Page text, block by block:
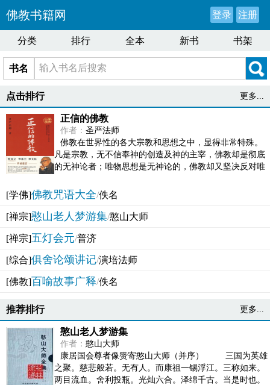
佛教书籍网 登录 注册
分类 排行 全本 新书 书架
书名
点击排行 更多...
正信的佛教
作者： 圣严法师
佛教在世界性的各大宗教和思想之中，显得非常特殊。
凡是宗教，无不信奉神的创造及神的主宰，佛教却是彻底
的无神论者；唯物思想是无神论的，佛教却又坚决反对唯
[学佛]佛教咒语大全/佚名
[禅宗]憨山老人梦游集/憨山大师
[禅宗]五灯会元/普济
[综合]俱舍论颂讲记/演培法师
[佛教]百喻故事广释/佚名
推荐排行 更多...
憨山老人梦游集
作者： 憨山大师
康居国会尊者像赞寄憨山大师（并序） 三国为英雄
之聚。慈悲般若。无有人。而康祖一锡浮江。三称如来。
两目流血。舍利投瓶。光灿六合。泽绵千古。当是时也。